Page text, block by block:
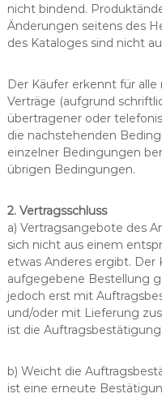
nicht bindend.
Änderungen seitens des
des Kataloges sind nicht
Der Käufer erkennt für
Verträge (aufgrund
übertragener oder
die nachstehenden
einzelner Bedingungen
übrigen Bedingungen.
2. Vertragsschluss
a) Vertragsangebote des
sich nicht aus einem
etwas Anderes ergibt. Der
aufgegebene Bestellung
jedoch erst mit
und/oder mit Lieferung
ist die
b) Weicht die
ist eine erneute